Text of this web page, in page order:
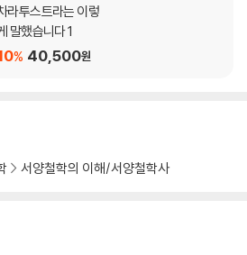
정과 동의의 노래)
라투스트라는 이렇
말했습니다 1
40,500원
%
서양철학의 이해/서양철학사